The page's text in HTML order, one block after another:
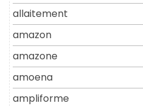
allaitement
amazon
amazone
amoena
ampliforme